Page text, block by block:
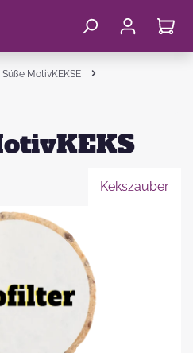
Süße MotivKEKSE
Kekszauber